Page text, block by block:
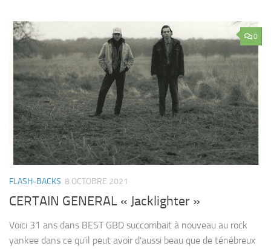
0
FLASH-BACKS 8 OCTOBRE 2021
CERTAIN GENERAL « Jacklighter »
Voici 31 ans dans BEST GBD succombait à nouveau au rock
yankee dans ce qu’il peut avoir d’aussi beau que de ténébreux